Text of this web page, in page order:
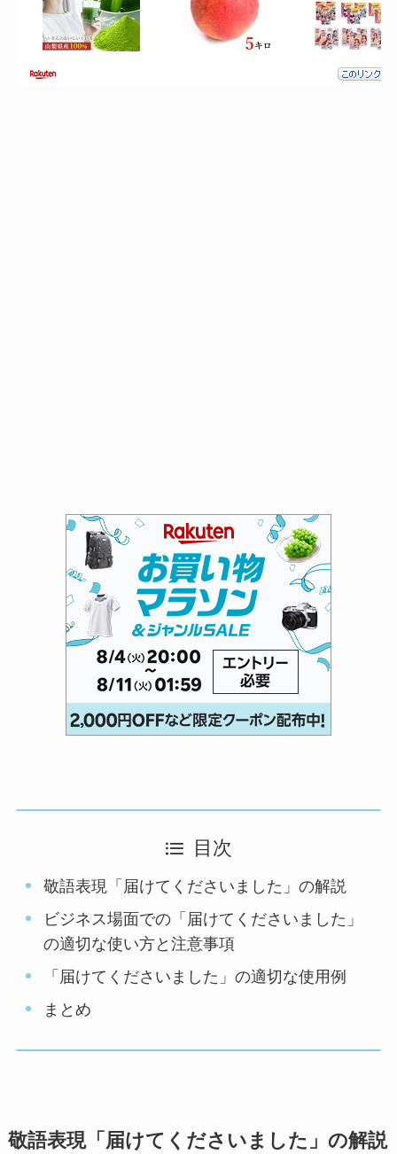
目次
敬語表現「届けてくださいました」の解説
ビジネス場面での「届けてくださいました」
の適切な使い方と注意事項
「届けてくださいました」の適切な使用例
まとめ
敬語表現「届けてくださいました」の解説